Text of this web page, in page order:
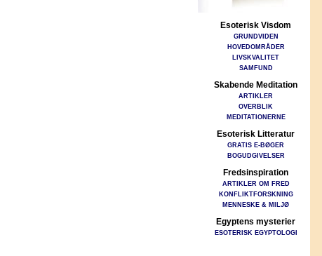
Esoterisk Visdom
GRUNDVIDEN
HOVEDOMRÅDER
LIVSKVALITET
SAMFUND
Skabende Meditation
ARTIKLER
OVERBLIK
MEDITATIONERNE
Esoterisk Litteratur
GRATIS E-BØGER
BOGUDGIVELSER
Fredsinspiration
ARTIKLER OM FRED
KONFLIKTFORSKNING
MENNESKE & MILJØ
Egyptens mysterier
ESOTERISK EGYPTOLOGI